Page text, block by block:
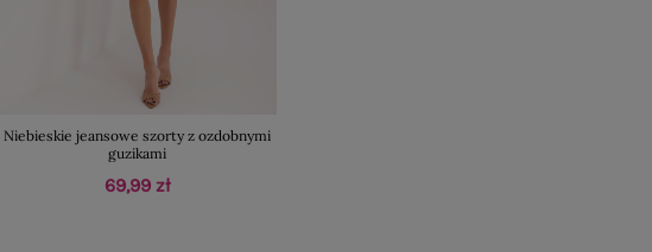
Niebieskie jeansowe szorty z ozdobnymi
guzikami
69,99 zł